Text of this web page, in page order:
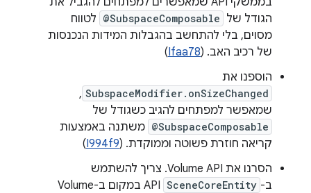
הגודל של @SubspaceComposable לטווח
מסוים, בלי להתחשב בהגבלות המידות הנכנסות
של רכיב האב. (Ifaa78
)
הוספנו את
SubspaceModifier.onSizeChanged
,
שמאפשר למפתחים להגיב כשגודל של
@SubspaceComposable משתנה באמצעות
קריאה חוזרת פשוטה וממוקדת. (I994f9
)
הסרנו את Volume API. צריך להשתמש
ב- SceneCoreEntity
API במקום ב-Volume